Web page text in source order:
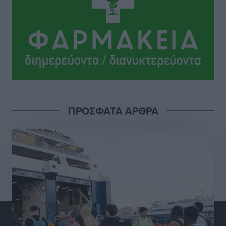
Σι Τζέι Χάρις: «Να πανηγυρίσουμε πολλές νίκες μαζί»
Αθλητικά • πριν 18 ώρες
Ροδήλιος: Ο απολογισμός από το Πανελλήνιο
Πρωτάθλημα Πίστας
Αθλητικά• πριν 18 ώρες
Γ.Σ. Διαγόρας: Εντατική προετοιμασία και επιστροφή
Ρίζου στις Ακαδημίες
Αθλητικά πριν 18 ώρες
Εθνική Ανδρών: Ραντεβού στο Telekom Center Athens
ΠΡΟΣΦΑΤΑ ΑΡΘΡΑ